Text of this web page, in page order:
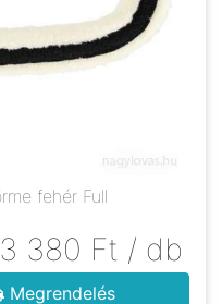
QHP Sensisoft kantár műszőrme fehér Full
3 380 Ft / db
Megrendelés